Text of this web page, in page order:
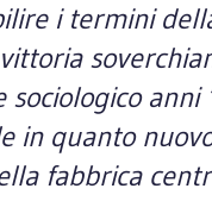
i termini
quanto
fabbrica